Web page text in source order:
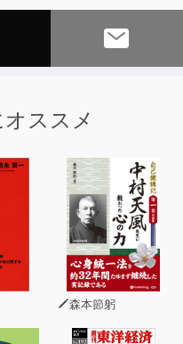
組みを脳科学の観点から
、生きやすくなります！
ススメ
森本節躬